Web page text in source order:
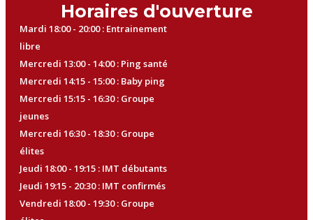
Horaires d'ouverture
Mardi 18:00 - 20:00 : Entrainement
libre
Mercredi 13:00 - 14:00 : Ping santé
Mercredi 14:15 - 15:00 : Baby ping
Mercredi 15:15 - 16:30 : Groupe
jeunes
Mercredi 16:30 - 18:30 : Groupe
élites
Jeudi 18:00 - 19:15 : IMT débutants
Jeudi 19:15 - 20:30 : IMT confirmés
Vendredi 18:00 - 19:30 : Groupe